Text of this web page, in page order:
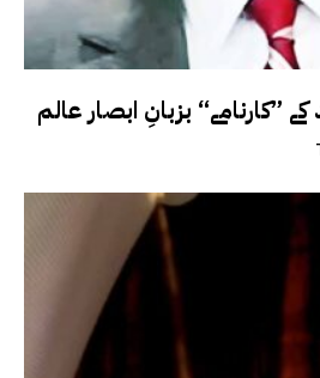
بزبانِ ابصار عالم